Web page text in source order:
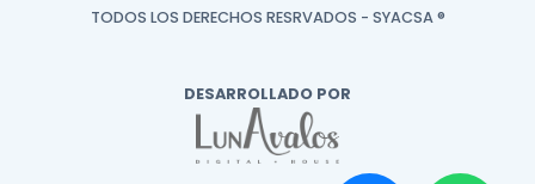
TODOS LOS DERECHOS RESRVADOS - SYACSA ®
DESARROLLADO POR